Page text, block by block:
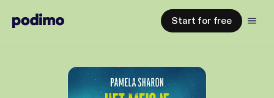
Start for free